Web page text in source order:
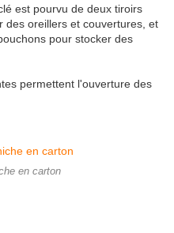
est pourvu de deux tiroirs
des oreillers et couvertures, et
pour stocker des
permettent l'ouverture des
en carton